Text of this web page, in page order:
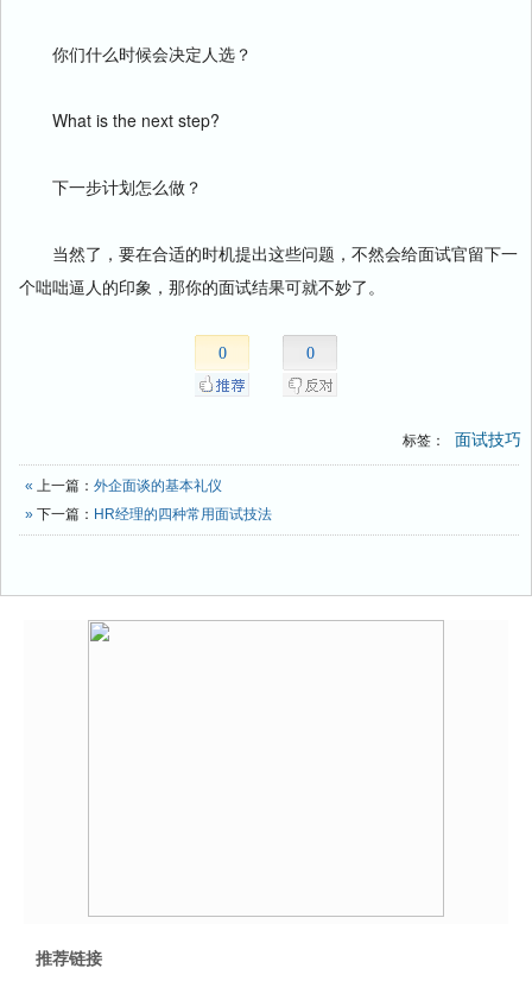
你们什么时候会决定人选？
What is the next step?
下一步计划怎么做？
当然了，要在合适的时机提出这些问题，不然会给面试官留下一
个咄咄逼人的印象，那你的面试结果可就不妙了。
0 0
标签： 面试技巧
« 上一篇： 外企面谈的基本礼仪
» 下一篇： HR经理的四种常用面试技法
推荐链接